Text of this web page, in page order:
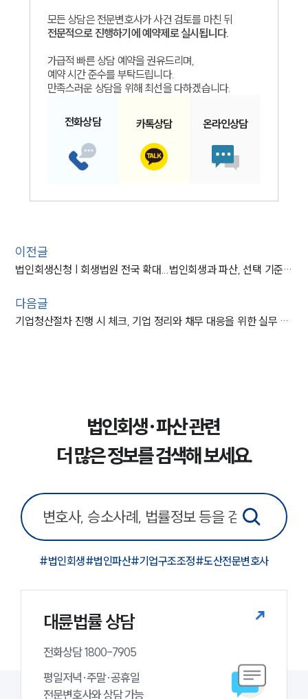
모든 상담은 전문변호사가 사건 검토를 마친 뒤
전문적으로 진행하기에 예약제로 실시됩니다.
가급적 빠른 상담 예약을 권유드리며,
예약 시간 준수를 부탁드립니다.
만족스러운 상담을 위해 최선을 다하겠습니다.
전화상담 카톡상담 온라인상담
이전글
법인회생신청 | 회생법원 전국 확대...법인회생과 파산, 선택 기준은?
다음글
기업청산절차 진행 시 체크, 기업 정리와 채무 대응을 위한 실무 가이드
법인회생·파산 관련
더 많은 정보를 검색해 보세요.
#법인회생#법인파산#기업구조조정#도산전문변호사
대륜법률 상담
전화상담 1800-7905
평일저녁·주말·공휴일
전문변호사와 상담 가능